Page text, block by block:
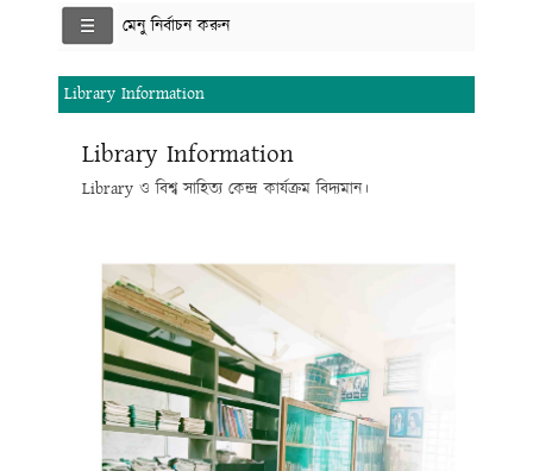
মেনু নির্বাচন করুন
Library Information
Library Information
Library ও বিশ্ব সাহিত্য কেন্দ্র কার্যক্রম বিদ্যমান।